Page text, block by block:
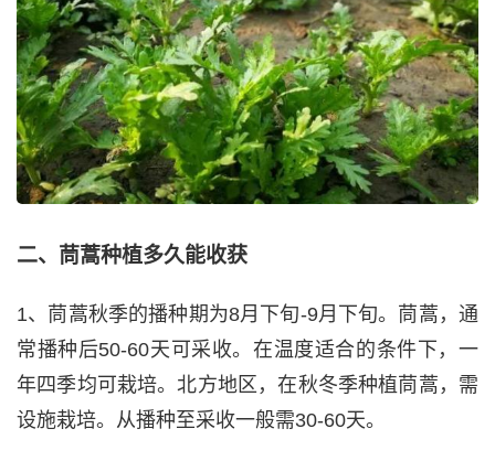
二、茼蒿种植多久能收获
1、茼蒿秋季的播种期为8月下旬-9月下旬。茼蒿，通
常播种后50-60天可采收。在温度适合的条件下，一
年四季均可栽培。北方地区，在秋冬季种植茼蒿，需
设施栽培。从播种至采收一般需30-60天。